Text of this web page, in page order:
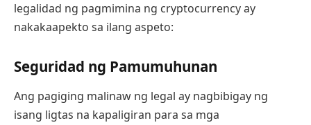
legalidad ng pagmimina ng cryptocurrency ay
nakakaapekto sa ilang aspeto:
Seguridad ng Pamumuhunan
Ang pagiging malinaw ng legal ay nagbibigay ng
isang ligtas na kapaligiran para sa mga